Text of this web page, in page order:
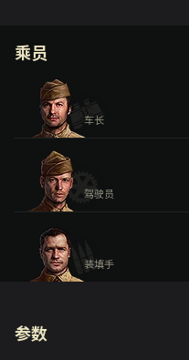
乘员
车长
驾驶员
装填手
参数